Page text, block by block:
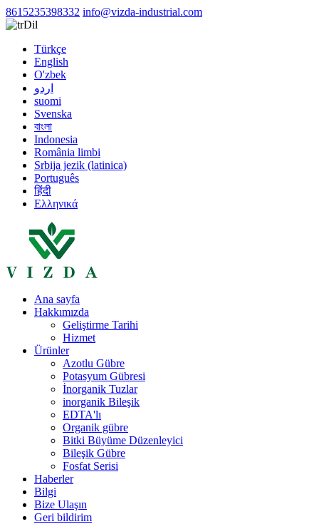
8615235398332 info@vizda-industrial.com
Dil
Türkçe
English
O'zbek
اردو
suomi
Svenska
বাংলা
Indonesia
România limbi
Srbija jezik (latinica)
Português
हिंदी
Ελληνικά
Ana sayfa
Hakkımızda
Geliştirme Tarihi
Hizmet
Ürünler
Azotlu Gübre
Potasyum Gübresi
İnorganik Tuzlar
inorganik Bileşik
EDTA'lı
Organik gübre
Bitki Büyüme Düzenleyici
Bileşik Gübre
Fosfat Serisi
Haberler
Bilgi
Bize Ulaşın
Geri bildirim